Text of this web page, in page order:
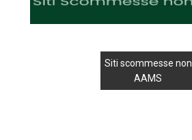
Siti scommesse non
AAMS